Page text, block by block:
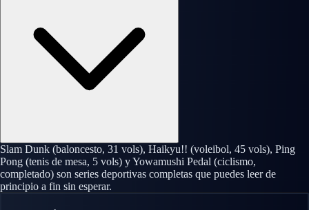
Slam Dunk (baloncesto, 31 vols), Haikyu!! (voleibol, 45 vols), Ping
Pong (tenis de mesa, 5 vols) y Yowamushi Pedal (ciclismo,
completado) son series deportivas completas que puedes leer de
principio a fin sin esperar.